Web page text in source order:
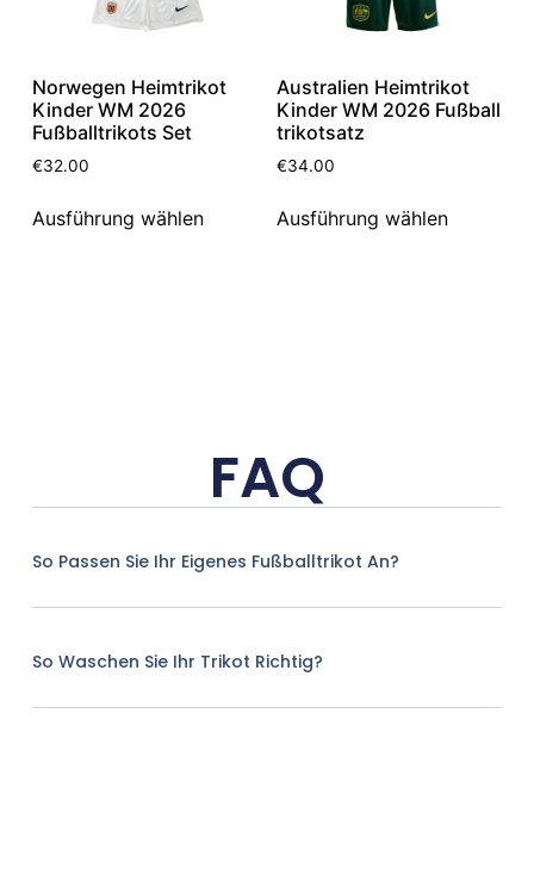
Norwegen Heimtrikot
Kinder WM 2026
Fußballtrikots Set
€32.00
Ausführung wählen
Australien Heimtrikot
Kinder WM 2026 Fußball
trikotsatz
€34.00
Ausführung wählen
FAQ
So Passen Sie Ihr Eigenes Fußballtrikot An?
So Waschen Sie Ihr Trikot Richtig?